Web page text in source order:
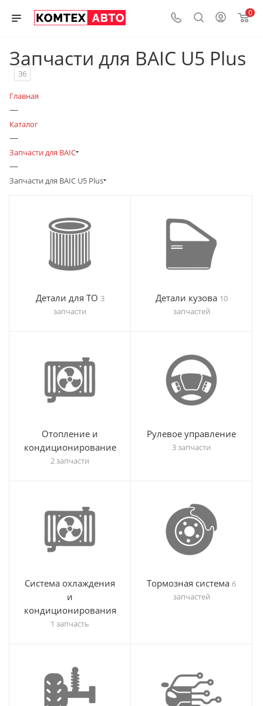
0
Запчасти для BAIC U5 Plus
36
Главная
—
Каталог
—
Запчасти для BAIC
—
Запчасти для BAIC U5 Plus
Детали для ТО 3
запчасти
Детали кузова 10
запчастей
Отопление и
кондиционирование
2 запчасти
Рулевое управление
3 запчасти
Система охлаждения
и
кондиционирования
1 запчасть
Тормозная система 6
запчастей